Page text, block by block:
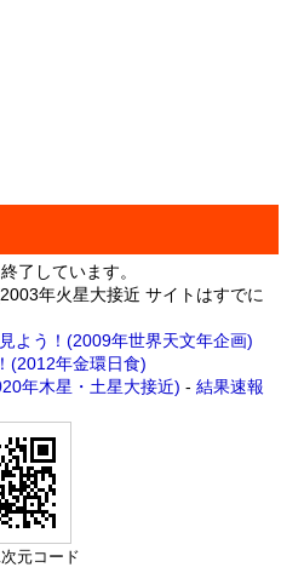
了しています。
年火星大接近 サイトはすでに
よう！(2009年世界天文年企画)
(2012年金環日食)
年木星・土星大接近) - 結果速報
元コード